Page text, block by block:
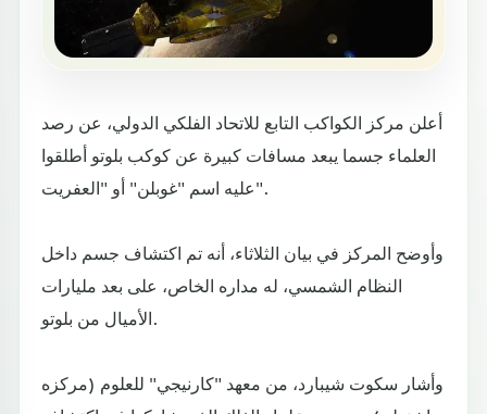
أعلن مركز الكواكب التابع للاتحاد الفلكي الدولي، عن رصد
العلماء جسما يبعد مسافات كبيرة عن كوكب بلوتو أطلقوا
عليه اسم "غوبلن" أو "العفريت".
وأوضح المركز في بيان الثلاثاء، أنه تم اكتشاف جسم داخل
النظام الشمسي، له مداره الخاص، على بعد مليارات
الأميال من بلوتو.
وأشار سكوت شيبارد، من معهد "كارنيجي" للعلوم (مركزه